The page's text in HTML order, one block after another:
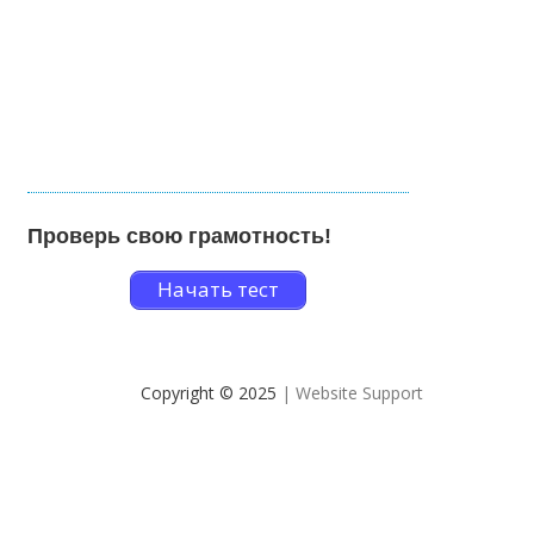
Проверь свою грамотность!
Начать тест
Copyright © 2025 | Website Support